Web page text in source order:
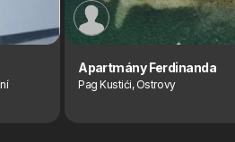
Apartmány Ferdinanda
Pag Kustići, Ostrovy